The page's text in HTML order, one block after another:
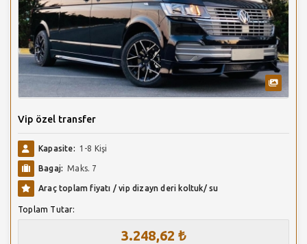
Vip özel transfer
Kapasite: 1-8 Kişi
Bagaj: Maks. 7
Araç toplam fiyatı / vip dizayn deri koltuk/ su
Toplam Tutar:
3.248,62 ₺